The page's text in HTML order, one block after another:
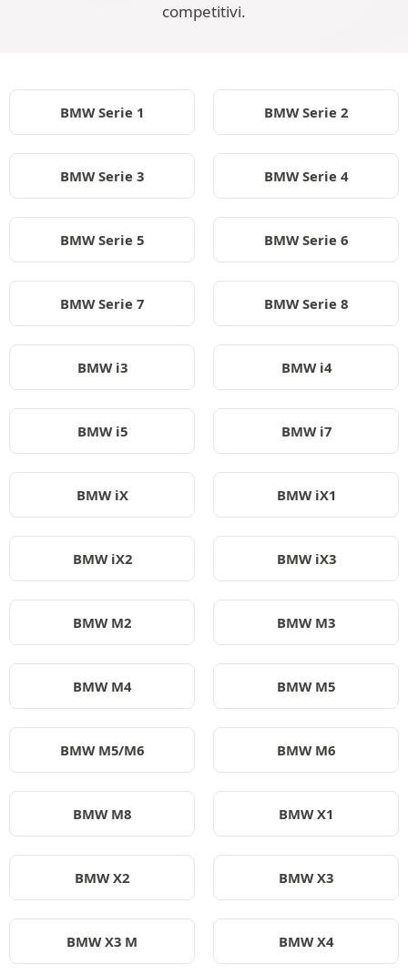
competitivi.
BMW Serie 1 BMW Serie 2
BMW Serie 3 BMW Serie 4
BMW Serie 5 BMW Serie 6
BMW Serie 7 BMW Serie 8
BMW i3 BMW i4
BMW i5 BMW i7
BMW iX BMW iX1
BMW iX2 BMW iX3
BMW M2 BMW M3
BMW M4 BMW M5
BMW M5/M6 BMW M6
BMW M8 BMW X1
BMW X2 BMW X3
BMW X3 M BMW X4